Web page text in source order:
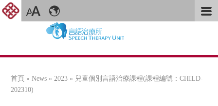
您在這裡
首頁 »News » 2023 » 兒童個別言語治療課程(課程編號：CHILD-
202310)